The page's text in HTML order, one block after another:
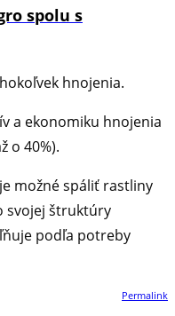
spolu s
hnojenia.
a ekonomiku hnojenia
o 40%).
možné spáliť rastliny
svojej štruktúry
podľa potreby
Permalink